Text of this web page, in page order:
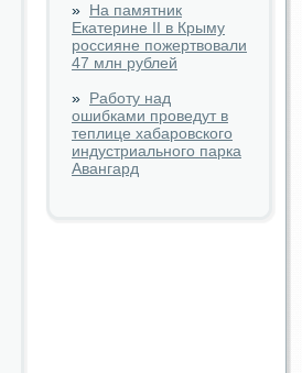
» На памятник
Екатерине II в Крыму
россияне пожертвовали
47 млн рублей
» Работу над
ошибками проведут в
теплице хабаровского
индустриального парка
Авангард